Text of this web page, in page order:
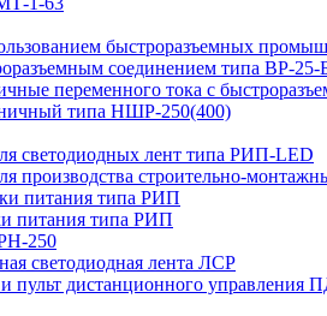
быстроразъемных
соединением типа ВР-
переменного тока с
типа НШР-250(400)
светодиодных лент типа РИП-LED
производства строительно-
питания типа РИП
питания типа РИП
250
светодиодная лента ЛСР
дистанционного управления